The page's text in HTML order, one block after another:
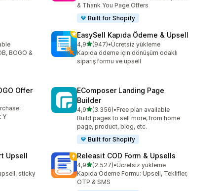
& Thank You Page Offers
Built for Shopify
BOGO &
EasySell Kapıda Ödeme & Upsell
4,95 yıldız üzerinden
(947)
toplam 947 değerlendirme
•Ücretsiz yükleme
Kapıda ödeme için dönüşüm odaklı
sipariş formu ve upsell
Offer
Y
EComposer Landing Page
Builder
4,95 yıldız üzerinden
(3.356)
toplam 3356 değerlendirme
•Free plan available
Build pages to sell more, from home
page, product, blog, etc.
Built for Shopify
Upsell
sticky
Releasit COD Form & Upsells
4,95 yıldız üzerinden
(2.527)
toplam 2527 değerlendirme
•Ücretsiz yükleme
Kapıda Ödeme Formu: Upsell, Teklifler,
OTP & SMS